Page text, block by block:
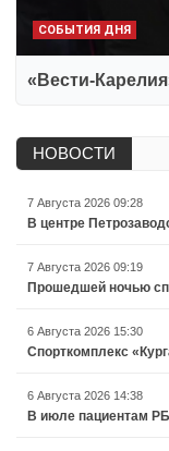
СОБЫТИЯ ДНЯ
«Вести-
НОВОСТИ
7 Августа 2026 09:28
В центре
7 Августа 2026 09:19
Прошедшей ночью
6 Августа 2026 15:30
Спорткомплекс
6 Августа 2026 14:38
В июле пациентам